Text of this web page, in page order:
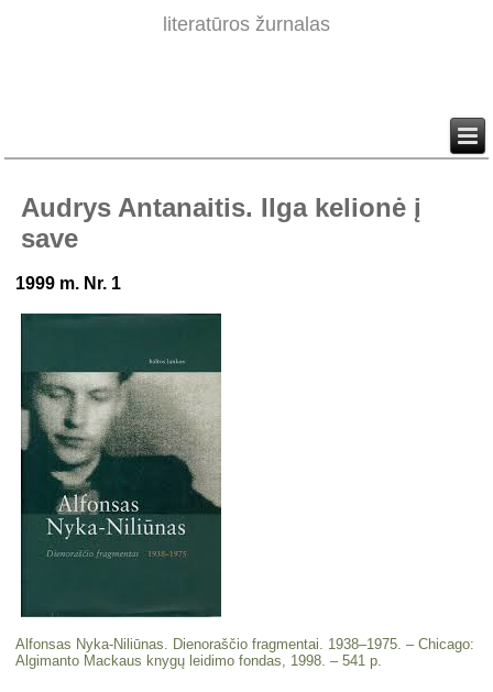
literatūros žurnalas
Audrys Antanaitis. Ilga kelionė į
save
1999 m. Nr. 1
Alfonsas Nyka-Niliūnas. Dienoraščio fragmentai. 1938–1975. – Chicago:
Algimanto Mackaus knygų lei­dimo fondas, 1998. – 541 p.